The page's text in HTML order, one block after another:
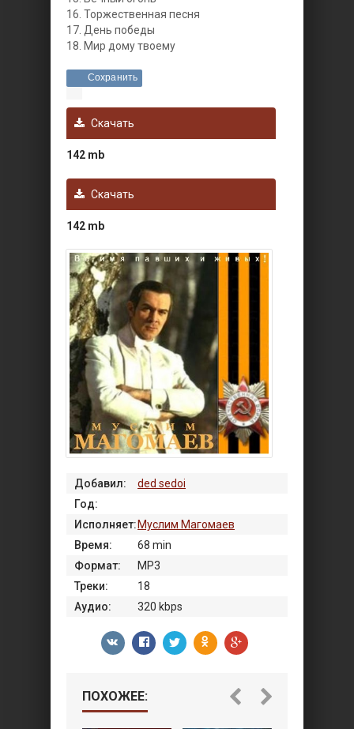
16. Торжественная песня
17. День победы
18. Мир дому твоему
Сохранить
Скачать
142 mb
Скачать
142 mb
Добавил:
ded sedoi
Год:
Исполняет: Муслим Магомаев
Время:
68 min
Формат:
MP3
Треки:
18
Аудио:
320 kbps
ПОХОЖЕЕ: